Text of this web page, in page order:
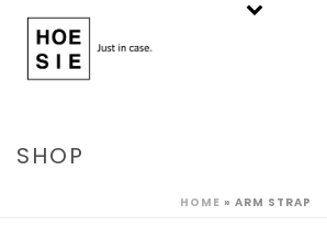
SHOP
HOME » ARM STRAP